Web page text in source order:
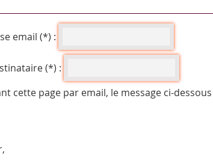
email (*) :
(*) :
cette page par email, le message ci-